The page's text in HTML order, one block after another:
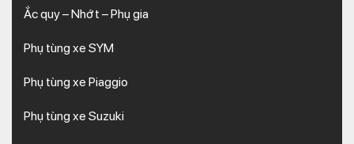
Ắc quy – Nhớt – Phụ gia
Phụ tùng xe SYM
Phụ tùng xe Piaggio
Phụ tùng xe Suzuki